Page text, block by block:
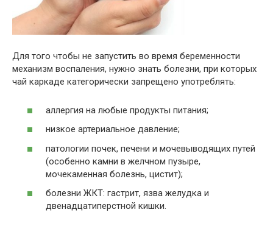
Для того чтобы не запустить во время беременности
механизм воспаления, нужно знать болезни, при которых
чай каркаде категорически запрещено употреблять:
аллергия на любые продукты питания;
низкое артериальное давление;
патологии почек, печени и мочевыводящих путей
(особенно камни в желчном пузыре,
мочекаменная болезнь, цистит);
болезни ЖКТ: гастрит, язва желудка и
двенадцатиперстной кишки.